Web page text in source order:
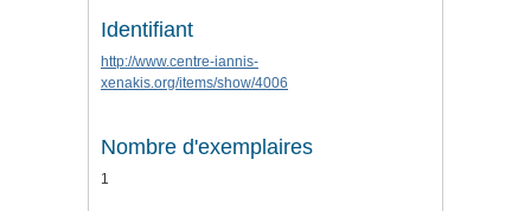
Identifiant
http://www.centre-iannis-
xenakis.org/items/show/4006
Nombre d'exemplaires
1